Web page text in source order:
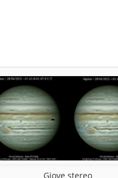
Giove stereo